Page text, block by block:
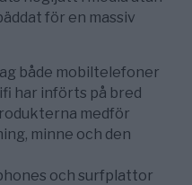
för en massiv
både mobiltelefoner
har införts på bred
medför
minne och den
och surfplattor